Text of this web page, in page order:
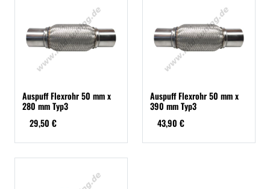
Auspuff Flexrohr 50 mm x
280 mm Typ3
29,50 €
Auspuff Flexrohr 50 mm x
390 mm Typ3
43,90 €